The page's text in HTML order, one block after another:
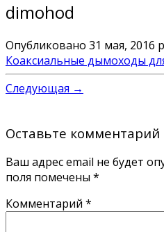
dimohod
Опубликовано 31 мая, 2016
Коаксиальные дымоходы
Следующая →
Оставьте комментарий
Ваш адрес email не будет
поля помечены *
Комментарий *